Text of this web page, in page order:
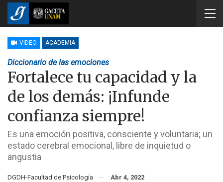
VIDEO ACADEMIA
Diccionario de las emociones
Fortalece tu capacidad y la
de los demás: ¡Infunde
confianza siempre!
Es una emoción positiva, consciente y voluntaria; un
estado cerebral emocional, libre de inquietud o
angustia
DGDH-Facultad de Psicología Abr 4, 2022